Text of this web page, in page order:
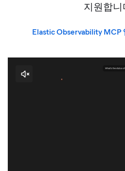
지원합니
Elastic Observability MCP